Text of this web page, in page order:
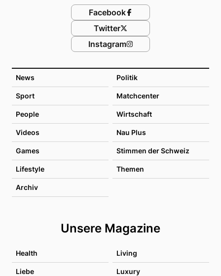
News Politik
Sport Matchcenter
People Wirtschaft
Videos Nau Plus
Games Stimmen der Schweiz
Lifestyle Themen
Archiv
Unsere Magazine
Health Living
Liebe Luxury
Facebook
Twitter
Instagram